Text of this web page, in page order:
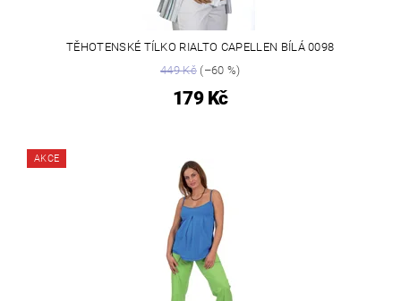
TĚHOTENSKÉ TÍLKO RIALTO CAPELLEN BÍLÁ 0098
449 Kč(–60 %)
179 Kč
AKCE